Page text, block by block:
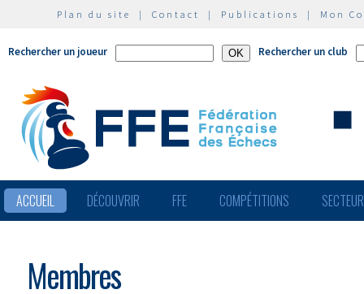
Plan du site | Contact | Publications | Mon
Rechercher un joueur Rechercher un club
ACCUEIL DÉCOUVRIR FFE COMPÉTITIONS
Membres